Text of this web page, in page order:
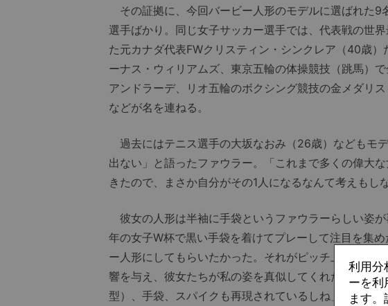
その証拠に、今回バービー人形のモデルに選ばれた9
選手ばかり。同じ女子サッカー選手では、代表戦の世
た元カナダ代表FWクリスティン・シンクレア（40歳
ーナス・ウィリアムズ、東京五輪の体操競技（跳馬）
アンドラーデ、リオ五輪のボクシング競技の金メダリ
などが名を連ねる。
過去にはテニス選手の大坂なおみ（26歳）などもモ
出ない」と語ったファウラー。「これまで多くの偉大
きたので、まさか自分がその1人になるなんて考えもし
彼女の人形は半袖に手袋というファウラーらしい姿
年の女子W杯で黒い手袋を着けてプレーして注目を集
ー人形にしてもらいたかった。それがピッチ上でプレ
響を与え、彼女たちが私の姿を真似してくれたら特別
型）、手袋、スパイクも再現されているしね」
利用分
ーを利
ます